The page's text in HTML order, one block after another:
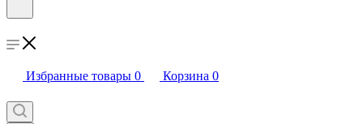
Избранные товары 0 Корзина 0